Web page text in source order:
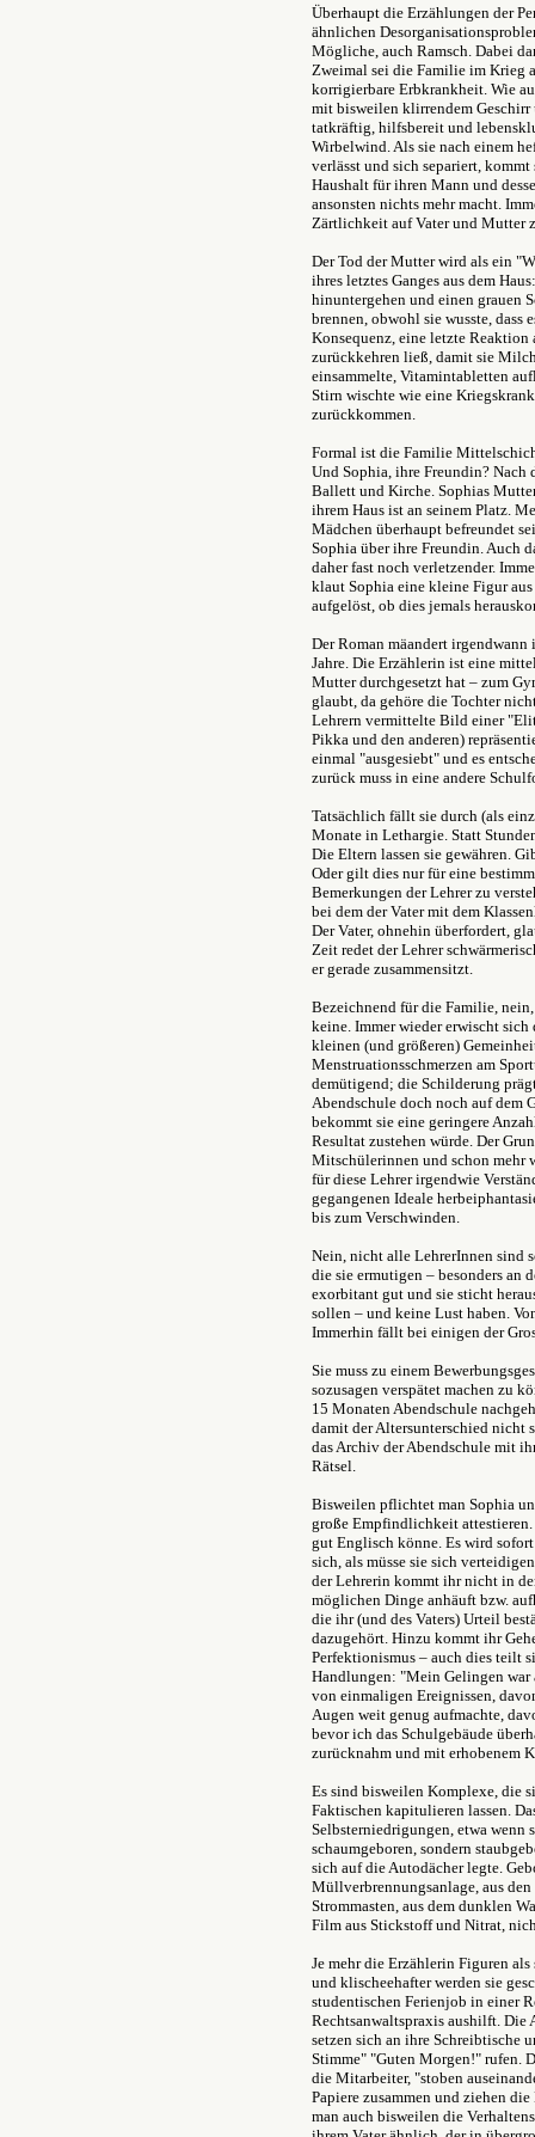
Überhaupt die Erzählungen der
ähnlichen
Mögliche, auch Ramsch. Dabei
Zweimal sei die Familie im Krieg
korrigierbare Erbkrankheit. Wie
mit bisweilen klirrendem
tatkräftig, hilfsbereit und
Wirbelwind. Als sie nach einem
verlässt und sich separiert,
Haushalt für ihren Mann und
ansonsten nichts mehr macht.
Zärtlichkeit auf Vater und Mutter
Der Tod der Mutter wird als ein
ihres letztes Ganges aus dem
hinuntergehen und einen grauen
brennen, obwohl sie wusste,
Konsequenz, eine letzte
zurückkehren ließ, damit sie
einsammelte, Vitamintabletten
Stirn wischte wie eine
zurückkommen.
Formal ist die Familie
Und Sophia, ihre Freundin?
Ballett und Kirche. Sophias
ihrem Haus ist an seinem Platz.
Mädchen überhaupt befreundet
Sophia über ihre Freundin. Auch
daher fast noch verletzender.
klaut Sophia eine kleine Figur
aufgelöst, ob dies jemals
Der Roman mäandert
Jahre. Die Erzählerin ist eine
Mutter durchgesetzt hat – zum
glaubt, da gehöre die Tochter
Lehrern vermittelte Bild einer
Pikka und den anderen)
einmal "ausgesiebt" und es
zurück muss in eine andere
Tatsächlich fällt sie durch (als
Monate in Lethargie. Statt
Die Eltern lassen sie gewähren.
Oder gilt dies nur für eine
Bemerkungen der Lehrer zu
bei dem der Vater mit dem
Der Vater, ohnehin überfordert,
Zeit redet der Lehrer
er gerade zusammensitzt.
Bezeichnend für die Familie,
keine. Immer wieder erwischt
kleinen (und größeren)
Menstruationsschmerzen am
demütigend; die Schilderung
Abendschule doch noch auf
bekommt sie eine geringere
Resultat zustehen würde. Der
Mitschülerinnen und schon mehr
für diese Lehrer irgendwie
gegangenen Ideale
bis zum Verschwinden.
Nein, nicht alle LehrerInnen sind
die sie ermutigen – besonders an
exorbitant gut und sie sticht
sollen – und keine Lust haben.
Immerhin fällt bei einigen der
Sie muss zu einem
sozusagen verspätet machen zu
15 Monaten Abendschule
damit der Altersunterschied nicht
das Archiv der Abendschule mit
Rätsel.
Bisweilen pflichtet man Sophia
große Empfindlichkeit
gut Englisch könne. Es wird
sich, als müsse sie sich
der Lehrerin kommt ihr nicht in
möglichen Dinge anhäuft bzw.
die ihr (und des Vaters) Urteil
dazugehört. Hinzu kommt ihr
Perfektionismus – auch dies teilt
Handlungen: "Mein Gelingen
von einmaligen Ereignissen,
Augen weit genug aufmachte,
bevor ich das Schulgebäude
zurücknahm und mit erhobenem
Es sind bisweilen Komplexe, die
Faktischen kapitulieren lassen.
Selbsterniedrigungen, etwa
schaumgeboren, sondern
sich auf die Autodächer legte.
Müllverbrennungsanlage, aus
Strommasten, aus dem dunklen
Film aus Stickstoff und Nitrat,
Je mehr die Erzählerin Figuren
und klischeehafter werden sie
studentischen Ferienjob in einer
Rechtsanwaltspraxis aushilft. Die
setzen sich an ihre Schreibtische
Stimme" "Guten Morgen!" rufen.
die Mitarbeiter, "stoben
Papiere zusammen und ziehen
man auch bisweilen die